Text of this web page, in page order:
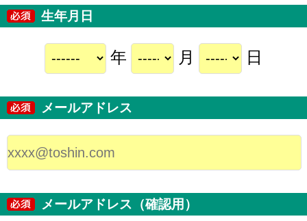
生年月日
年 月 日
メールアドレス
メールアドレス（確認用）